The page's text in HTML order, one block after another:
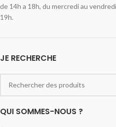
de 14h a 18h, du mercredi au
19h.
JE RECHERCHE
QUI SOMMES-NOUS ?